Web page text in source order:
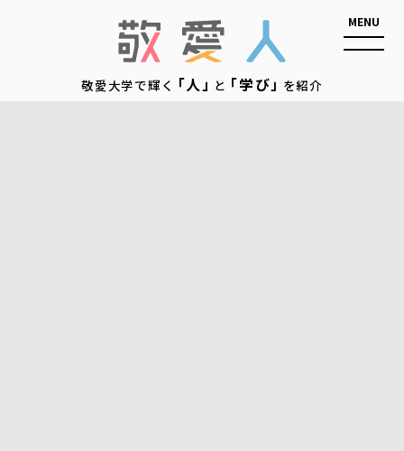
敬愛大学で輝く「人」と「学び」を紹介